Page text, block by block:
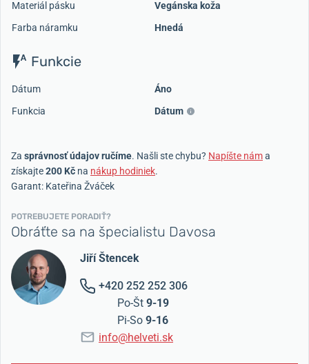
Materiál pásku
Vegánska koža
Farba náramku
Hnedá
Funkcie
Dátum
Áno
Funkcia
Dátum
Za správnosť údajov ručíme. Našli ste chybu? Napíšte náma
získajte200 Kč na nákup hodiniek.
Garant: Kateřina Žváček
POTREBUJETE PORADIŤ?
Obráťte sa na špecialistu Davosa
Jiří Štencek
+420 252 252 306
Po-Št 9-19
Pi-So 9-16
info@helveti.sk